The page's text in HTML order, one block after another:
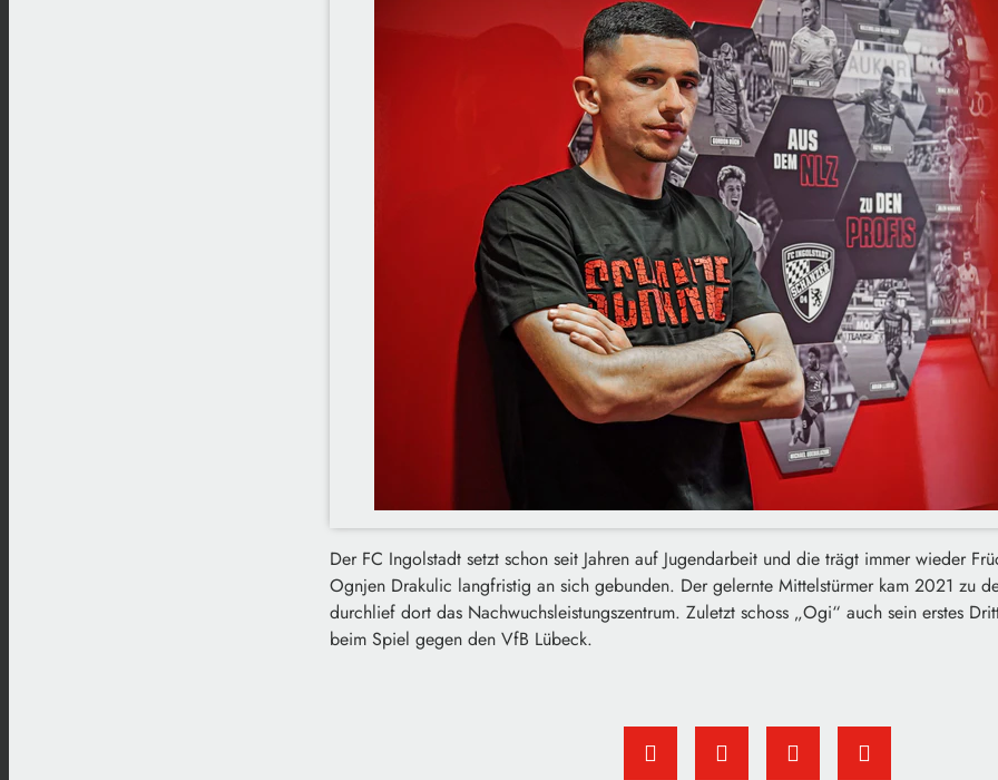
Der FC Ingolstadt setzt schon seit Jahren auf Jugendarbeit und die trägt immer wieder
Ognjen Drakulic langfristig an sich gebunden. Der gelernte Mittelstürmer kam 2021 zu
durchlief dort das Nachwuchsleistungszentrum. Zuletzt schoss „Ogi“ auch sein erstes
beim Spiel gegen den VfB Lübeck.